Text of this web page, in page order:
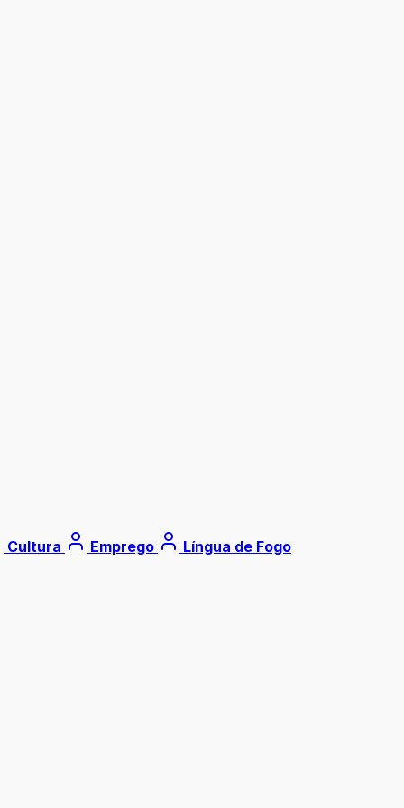
Cultura Emprego Língua de Fogo